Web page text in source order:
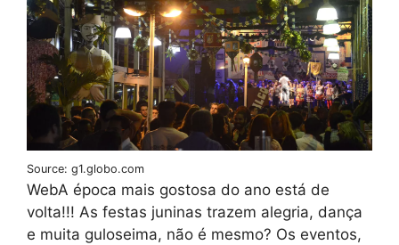
Source: g1.globo.com
WebA época mais gostosa do ano está de
volta!!! As festas juninas trazem alegria, dança
e muita guloseima, não é mesmo? Os eventos,